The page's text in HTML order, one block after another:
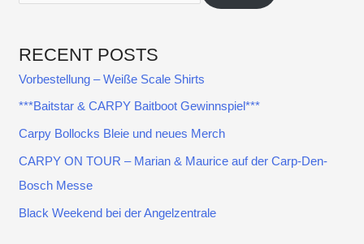
RECENT POSTS
Vorbestellung – Weiße Scale Shirts
***Baitstar & CARPY Baitboot Gewinnspiel***
Carpy Bollocks Bleie und neues Merch
CARPY ON TOUR – Marian & Maurice auf der Carp-Den-
Bosch Messe
Black Weekend bei der Angelzentrale